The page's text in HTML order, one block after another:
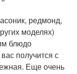
редмонд,
моделях)
блюдо
получится с
Еще очень